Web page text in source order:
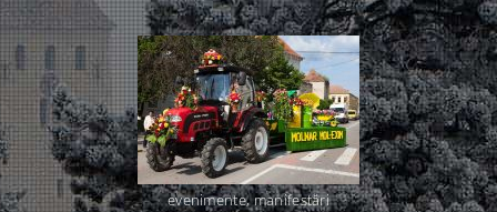
evenimente, manifestări